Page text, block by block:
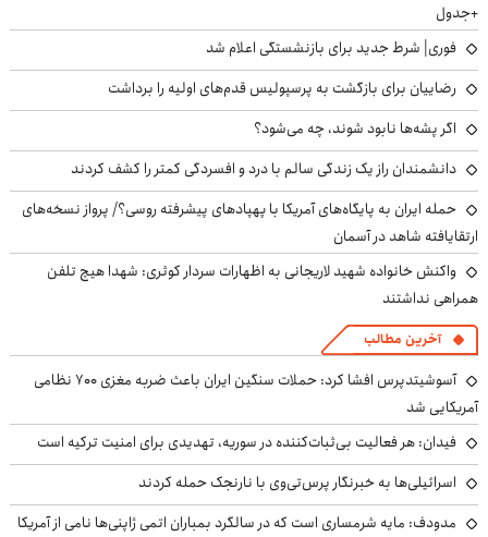
+جدول
فوری| شرط جدید برای بازنشستگی اعلام شد
رضاییان برای بازگشت به پرسپولیس قدم‌های اولیه را برداشت
اگر پشه‌ها نابود شوند، چه می‌شود؟
دانشمندان راز یک زندگی سالم با درد و افسردگی کمتر را کشف کردند
حمله ایران به پایگاه‌های آمریکا با پهپادهای پیشرفته روسی؟/ پرواز نسخه‌های
ارتقایافته شاهد در آسمان
واکنش خانواده شهید لاریجانی به اظهارات سردار کوثری: شهدا هیچ تلفن
همراهی نداشتند
آخرین مطالب
آسوشیتدپرس افشا کرد: حملات سنگین ایران باعث ضربه مغزی ۷۰۰ نظامی
آمریکایی شد
فیدان: هر فعالیت بی‌ثبات‌کننده در سوریه، تهدیدی برای امنیت ترکیه است
اسرائیلی‌ها به خبرنگار پرس‌تی‌وی با نارنجک حمله کردند
مدودف: مایه شرمساری است که در سالگرد بمباران اتمی ژاپنی‌ها نامی از آمریکا